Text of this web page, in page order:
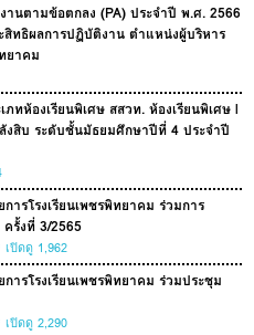
านตามข้อตกลง (PA) ประจำปี พ.ศ. 2566
สิทธิผลการปฏิบัติงาน ตำแหน่งผู้บริหาร
ยาคม
ภทห้องเรียนพิเศษ สสวท. ห้องเรียนพิเศษ l
งสิบ ระดับชั้นมัธยมศึกษาปีที่ 4 ประจำปี
รโรงเรียนเพชรพิทยาคม ร่วมการ
รั้งที่ 3/2565
เปิดดู 1,962
รโรงเรียนเพชรพิทยาคม ร่วมประชุม
เปิดดู 2,290